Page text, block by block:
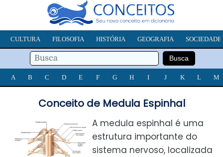
CULTURA FILOSOFIA HISTÓRIA GEOGRAFIA SOCIEDADE
A B C D E F G H I J K L M
Conceito de Medula Espinhal
A medula espinhal é uma
estrutura importante do
sistema nervoso, localizada